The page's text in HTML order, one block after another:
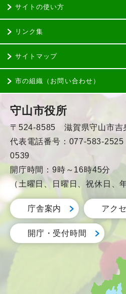
サイトの使い方
リンク集
サイトマップ
市の組織（お問い合わせ）
守山市役所
〒524-8585 滋賀県守山市吉
代表電話番号：077-583-
0539
開庁時間：9時～16時45分
（土曜日、日曜日、祝休日、
庁舎案内 アク
開庁・受付時間